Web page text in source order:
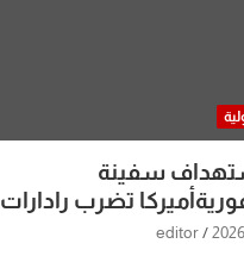
سفينة
تضرب رادارات
صواريخ ومسيرات إيران..
editor